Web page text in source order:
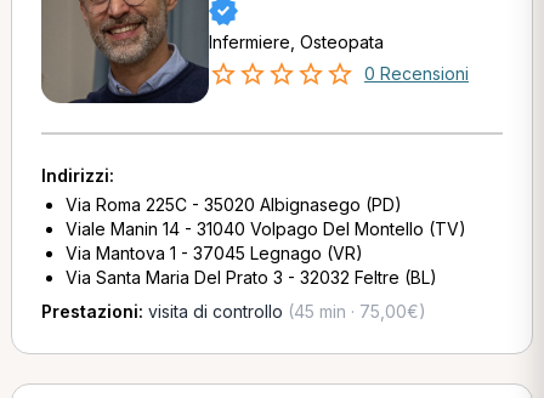
Infermiere, Osteopata
0 Recensioni
Indirizzi:
Via Roma 225C - 35020 Albignasego (PD)
Viale Manin 14 - 31040 Volpago Del Montello (TV)
Via Mantova 1 - 37045 Legnago (VR)
Via Santa Maria Del Prato 3 - 32032 Feltre (BL)
Prestazioni: visita di controllo (45 min · 75,00€)